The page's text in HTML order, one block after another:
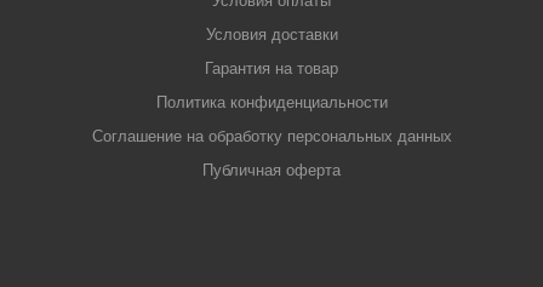
Условия доставки
Гарантия на товар
Политика конфиденциальности
Соглашение на обработку персональных данных
Публичная оферта